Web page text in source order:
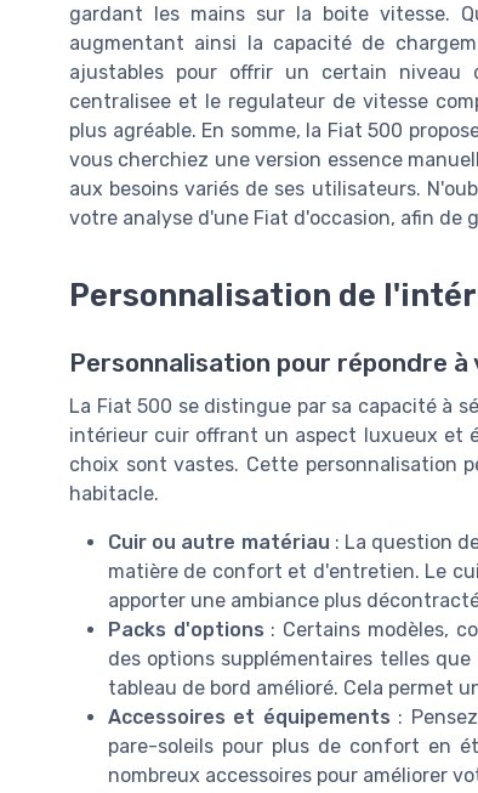
gardant les mains sur la boite vitesse.
augmentant ainsi la capacité de
ajustables pour offrir un certain niveau
centralisee et le regulateur de vitesse
plus agréable. En somme, la Fiat 500
vous cherchiez une version essence
aux besoins variés de ses utilisateurs.
votre analyse d'une Fiat d'occasion, afin
Personnalisation de
Personnalisation pour répondre à
La Fiat 500 se distingue par sa capacité à
intérieur cuir offrant un aspect luxueux et
choix sont vastes. Cette personnalisation
habitacle.
Cuir ou autre matériau : La question
matière de confort et d'entretien. Le
apporter une ambiance plus
Packs d'options : Certains modèles,
des options supplémentaires telles
tableau de bord amélioré. Cela permet
Accessoires et équipements :
pare-soleils pour plus de confort en
nombreux accessoires pour améliorer